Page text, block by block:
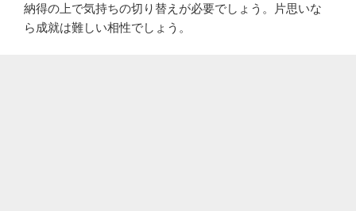
納得の上で気持ちの切り替えが必要でしょう。片思いな
ら成就は難しい相性でしょう。